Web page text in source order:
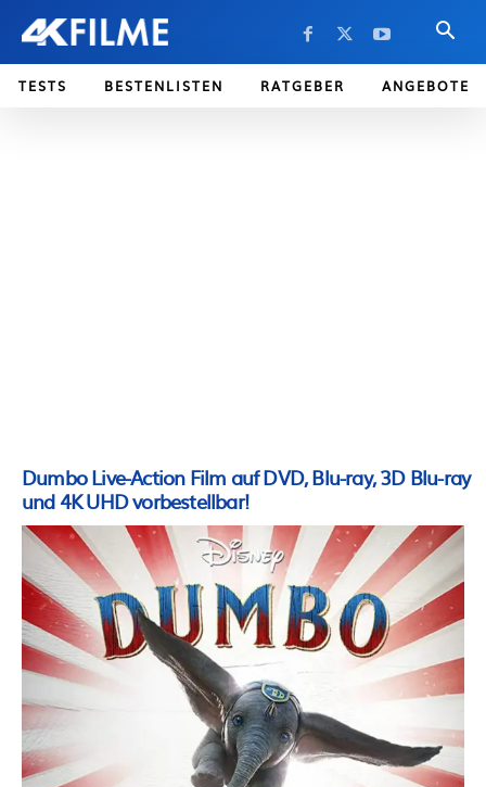
TESTS BESTENLISTEN RATGEBER ANGEBOTE
Dumbo Live-Action Film auf DVD, Blu-ray, 3D Blu-ray
und 4K UHD vorbestellbar!